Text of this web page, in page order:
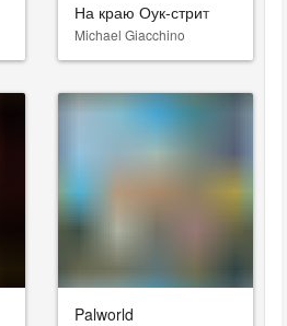
На краю Оук-стрит
Michael Giacchino
Palworld